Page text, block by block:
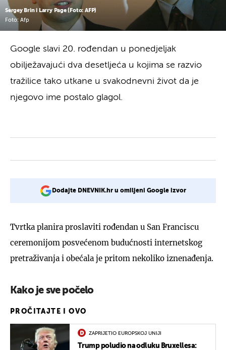
Sergey Brin i Larry Page (Foto: AFP)
Foto: Afp
Google slavi 20. rođendan u ponedjeljak
obilježavajući dva desetljeća u kojima se razvio
tražilice tako utkane u svakodnevni život da je
njegovo ime postalo glagol.
Dodajte DNEVNIK.hr u omiljeni Google izvor
Tvrtka planira proslaviti rođendan u San Franciscu
ceremonijom posvećenom budućnosti internetskog
pretraživanja i obećala je pritom nekoliko iznenađenja.
Kako je sve počelo
PROČITAJTE I OVO
ZAPRIJETIO EUROPSKOJ UNIJI
Trump poludio na odluku Bruxellesa: